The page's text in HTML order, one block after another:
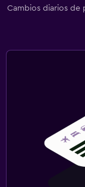
Cambios diarios de